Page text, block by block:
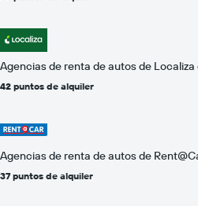
Agencias de renta de autos de
42 puntos de alquiler
Agencias de renta de autos de
37 puntos de alquiler